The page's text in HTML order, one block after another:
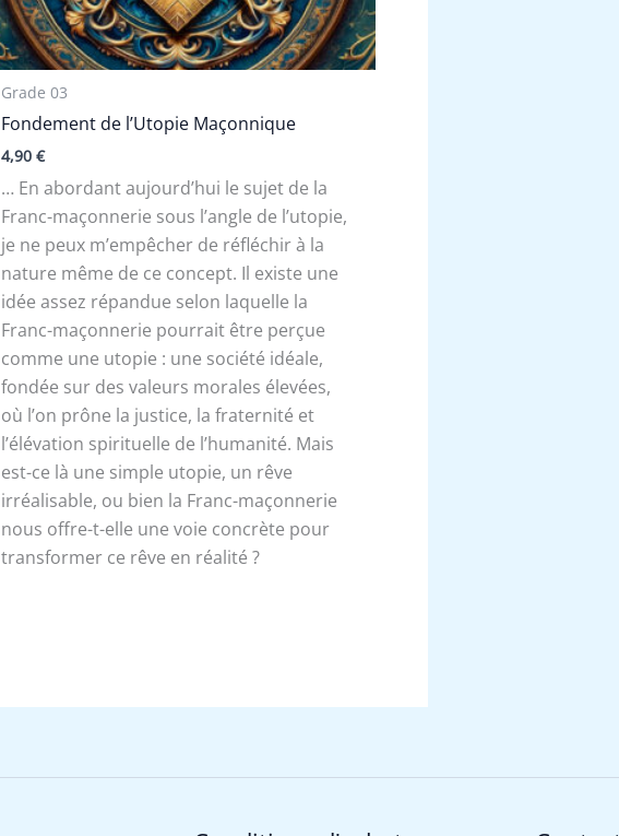
Grade 03
Fondement de l’Utopie Maçonnique
4,90€
… En abordant aujourd’hui le sujet de la
Franc-maçonnerie sous l’angle de l’utopie,
je ne peux m’empêcher de réfléchir à la
nature même de ce concept. Il existe une
idée assez répandue selon laquelle la
Franc-maçonnerie pourrait être perçue
comme une utopie : une société idéale,
fondée sur des valeurs morales élevées,
où l’on prône la justice, la fraternité et
l’élévation spirituelle de l’humanité. Mais
est-ce là une simple utopie, un rêve
irréalisable, ou bien la Franc-maçonnerie
nous offre-t-elle une voie concrète pour
transformer ce rêve en réalité ?